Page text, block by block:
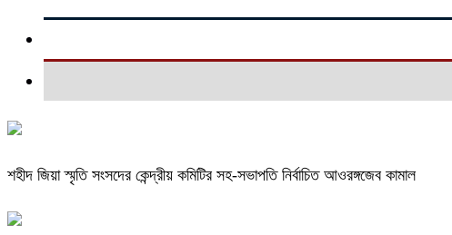
শহীদ জিয়া স্মৃতি সংসদের কেন্দ্রীয় কমিটির সহ-সভাপতি নির্বাচিত আওরঙ্গজেব কামাল